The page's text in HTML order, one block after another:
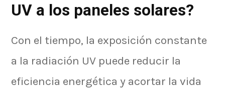
UV a los paneles solares?
Con el tiempo, la exposición constante
a la radiación UV puede reducir la
eficiencia energética y acortar la vida